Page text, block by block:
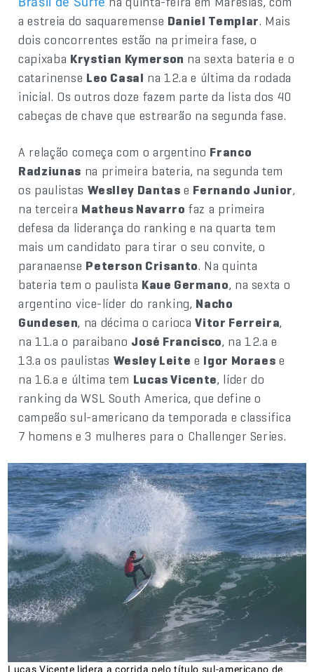
a estreia do saquaremense Daniel Templar. Mais
dois concorrentes estão na primeira fase, o
capixaba Krystian Kymerson na sexta bateria e o
catarinense Leo Casal na 12.a e última da rodada
inicial. Os outros doze fazem parte da lista dos 40
cabeças de chave que estrearão na segunda fase.
A relação começa com o argentino Franco
Radziunas na primeira bateria, na segunda tem
os paulistas Weslley Dantas e Fernando Junior,
na terceira Matheus Navarro faz a primeira
defesa da liderança do ranking e na quarta tem
mais um candidato para tirar o seu convite, o
paranaense Peterson Crisanto. Na quinta
bateria tem o paulista Kaue Germano, na sexta o
argentino vice-líder do ranking, Nacho
Gundesen, na décima o cariocaVitor Ferreira,
na 11.a o paraibano José Francisco, na 12.a e
13.a os paulistas Wesley Leite e Igor Moraes e
na 16.a e última tem Lucas Vicente, líder do
ranking da WSL South America, que define o
campeão sul-americano da temporada e classifica
7 homens e 3 mulheres para o Challenger Series.
Lucas Vicente lidera a corrida pelo título sul-americano de